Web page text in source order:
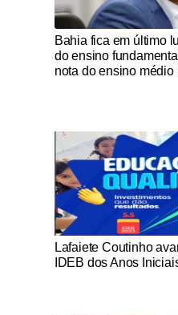
Notícias Católicas
Bahia fica em último
do ensino
nota do ensino médio
Notícias Católicas
Lafaiete Coutinho
IDEB dos Anos